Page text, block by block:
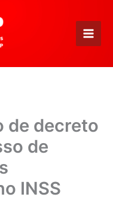
de decreto
de
INSS